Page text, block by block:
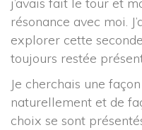
résonance avec moi.
explorer cette
toujours restée
Je cherchais une
naturellement et de
choix se sont